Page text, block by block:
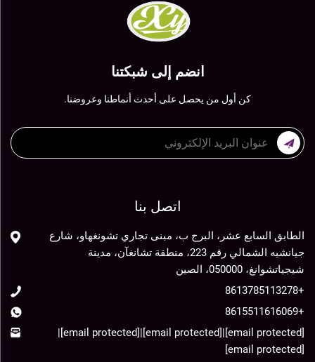
انضم إلى شبكتنا
كن أول من يحصل على أحدث أنماطنا وعروضنا.
اتصل بنا
الطابق السابع عشر، البرج ب، مبنى تجاري تشونغهاو، شارع
جيانشيه الشمالي رقم 223، منطقة تشانغآن، مدينة
شيجياتشوانغ، 050000، الصين
+8613785113278
+8615511616069
[email protected]
|
[email protected]
|
[email protected]
|
[email protected]